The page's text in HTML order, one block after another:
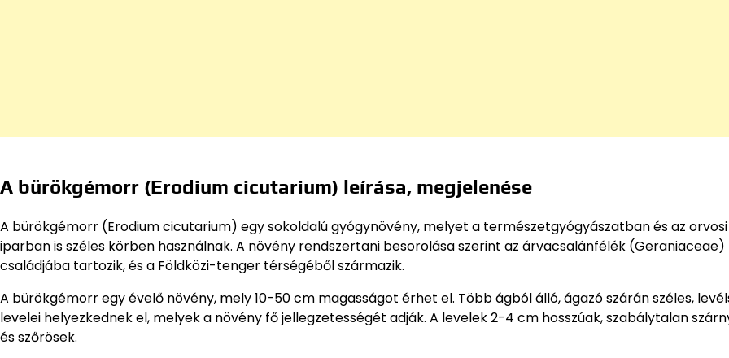
A bürökgémorr (Erodium cicutarium) leírása, megjelenése
A bürökgémorr (Erodium cicutarium) egy sokoldalú gyógynövény, melyet a természetgyógyászatban és az orvosi
iparban is széles körben használnak. A növény rendszertani besorolása szerint az árvacsalánfélék (Geraniaceae)
családjába tartozik, és a Földközi-tenger térségéből származik.
A bürökgémorr egy évelő növény, mely 10-50 cm magasságot érhet el. Több ágból álló, ágazó szárán széles,
levelei helyezkednek el, melyek a növény fő jellegzetességét adják. A levelek 2-4 cm hosszúak, szabálytalan
és szőrösek.